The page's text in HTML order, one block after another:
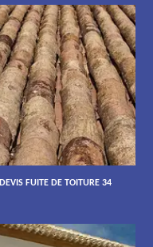
DEVIS FUITE DE TOITURE 34